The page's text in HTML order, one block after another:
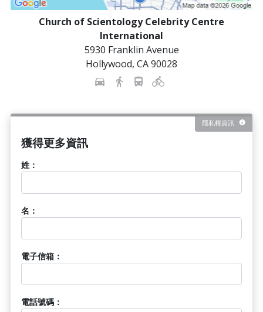
Church of Scientology Celebrity Centre
International
5930 Franklin Avenue
Hollywood, CA90028
隱私權資訊
獲得更多資訊
姓：
名：
電子信箱：
電話號碼：